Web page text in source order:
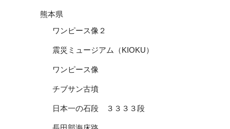
熊本県
ワンピース像２
震災ミュージアム（KIOKU）
ワンピース像
チブサン古墳
日本一の石段 ３３３３段